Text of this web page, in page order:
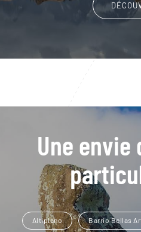
Une envie
Altiplano Barrio Bellas